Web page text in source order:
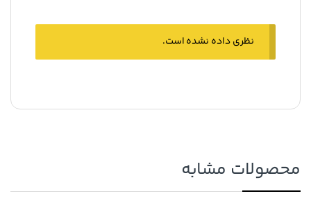
نظری داده نشده است.
محصولات مشابه